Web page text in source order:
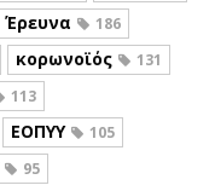
Έρευνα 186
κορωνοϊός 131
113
ΕΟΠΥΥ 105
95